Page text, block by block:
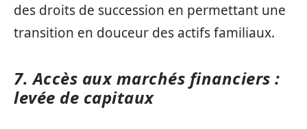
des droits de succession en permettant une
transition en douceur des actifs familiaux.
7. Accès aux marchés financiers :
levée de capitaux